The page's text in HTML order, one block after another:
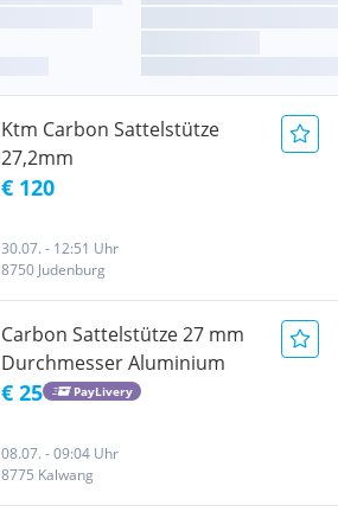
Ktm Carbon Sattelstütze
27,2mm
€ 120
30.07. - 12:51 Uhr
8750 Judenburg
Carbon Sattelstütze 27 mm
Durchmesser Aluminium
€ 25 PayLivery
08.07. - 09:04 Uhr
8775 Kalwang